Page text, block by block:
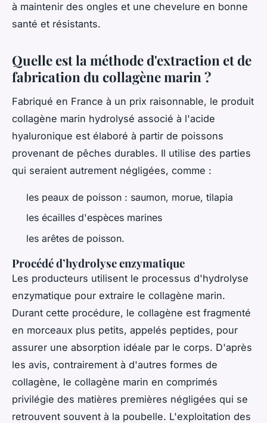
à maintenir des ongles et une chevelure en bonne
santé et résistants.
Quelle est la méthode d'extraction et de
fabrication du collagène marin ?
Fabriqué en France à un prix raisonnable, le produit
collagène marin hydrolysé associé à l'acide
hyaluronique est élaboré à partir de poissons
provenant de pêches durables. Il utilise des parties
qui seraient autrement négligées, comme :
les peaux de poisson : saumon, morue, tilapia
les écailles d'espèces marines
les arêtes de poisson.
Procédé d’hydrolyse enzymatique
Les producteurs utilisent le processus d'hydrolyse
enzymatique pour extraire le collagène marin.
Durant cette procédure, le collagène est fragmenté
en morceaux plus petits, appelés peptides, pour
assurer une absorption idéale par le corps. D'après
les avis, contrairement à d'autres formes de
collagène, le collagène marin en comprimés
privilégie des matières premières négligées qui se
retrouvent souvent à la poubelle. L'exploitation des